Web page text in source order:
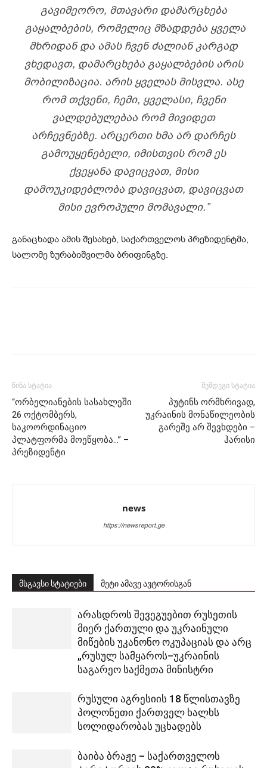
ᲒᲐᲕᲘᲛᲔᲝᲠᲝ, ᲛᲗᲐᲕᲐᲠᲘ ᲓᲐᲛᲐᲠᲪᲮᲔᲑᲐ
ᲒᲐᲧᲐᲚᲑᲔᲑᲘᲡ, ᲠᲝᲛᲔᲚᲘᲪ ᲛᲖᲐᲓᲓᲔᲑᲐ ᲧᲕᲔᲚᲐ
ᲛᲮᲠᲘᲓᲐᲜ ᲓᲐ ᲐᲛᲐᲡ ᲩᲕᲔᲜ ᲫᲐᲚᲘᲐᲜ ᲙᲐᲠᲒᲐᲓ
ᲕᲮᲔᲓᲐᲕᲗ, ᲓᲐᲛᲐᲠᲪᲮᲔᲑᲐ ᲒᲐᲧᲐᲚᲑᲔᲑᲘᲡ ᲐᲠᲘᲡ
ᲛᲝᲑᲘᲚᲘᲖᲐᲪᲘᲐ. ᲐᲠᲘᲡ ᲧᲕᲔᲚᲐᲡ ᲛᲘᲡᲕᲚᲐ. ᲐᲡᲔ
ᲠᲝᲛ ᲗᲥᲕᲔᲜᲘ, ᲩᲔᲛᲘ, ᲧᲕᲔᲚᲐᲡᲘ, ᲩᲕᲔᲜᲘ
ᲕᲐᲚᲓᲔᲑᲣᲚᲔᲑᲐᲐ ᲠᲝᲛ ᲛᲘᲕᲘᲓᲔᲗ
ᲐᲠᲩᲔᲕᲜᲔᲑᲖᲔ. ᲐᲠᲪᲔᲠᲗᲘ ᲮᲛᲐ ᲐᲠ ᲓᲐᲠᲩᲔᲡ
ᲒᲐᲛᲝᲣᲧᲔᲜᲔᲑᲔᲚᲘ, ᲘᲛᲘᲡᲗᲕᲘᲡ ᲠᲝᲛ ᲔᲡ
ᲥᲕᲔᲧᲐᲜᲐ ᲓᲐᲕᲘᲪᲕᲐᲗ, ᲛᲘᲡᲘ
ᲓᲐᲛᲝᲣᲙᲘᲓᲔᲑᲚᲝᲑᲐ ᲓᲐᲕᲘᲪᲕᲐᲗ, ᲓᲐᲕᲘᲪᲕᲐᲗ
ᲛᲘᲡᲘ ᲔᲕᲠᲝᲞᲣᲚᲘ ᲛᲝᲛᲐᲕᲐᲚᲘ.”
განაცხადა ამის შესახებ, საქართველოს პრეზიდენტმა,
სალომე ზურაბიშვილმა ბრიფინგზე.
წინა სტატია
“ორბელიანების სასახლეში
26 ოქტომბერს,
საკოორდინაციო
პლატფორმა მოეწყობა…” –
პრეზიდენტი
შემდეგი სტატია
პუტინს ორმხრივად,
უკრაინის მონაწილეობის
გარეშე არ შევხდები –
ჰარისი
news
https://newsreport.ge
მსგავსი სტატიები მეტი ამავე ავტორისგან
არასდროს შევეგუებით რუსეთის
მიერ ქართული და უკრაინული
მიწების უკანონო ოკუპაციას და არც
„რუსულ სამყაროს–უკრაინის
საგარეო საქმეთა მინისტრი
რუსული აგრესიის 18 წლისთავზე
პოლონეთი ქართველ ხალხს
სოლიდარობას უცხადებს
ბაიბა ბრაჟე – საქართველოს